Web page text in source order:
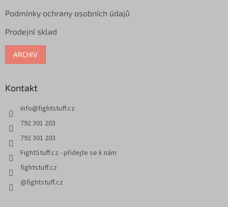
Podmínky ochrany osobních údajů
Prodejní sklad
ARCHIV
Kontakt
info@fightstuff.cz
792 301 203
792 301 203
FightStuff.cz - přidejte se k nám
fightstuff.cz
@fightstuff.cz